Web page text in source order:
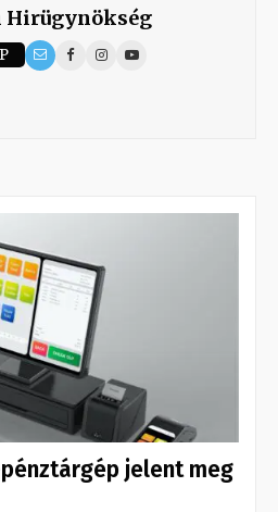
Hirügynökség
jelent meg